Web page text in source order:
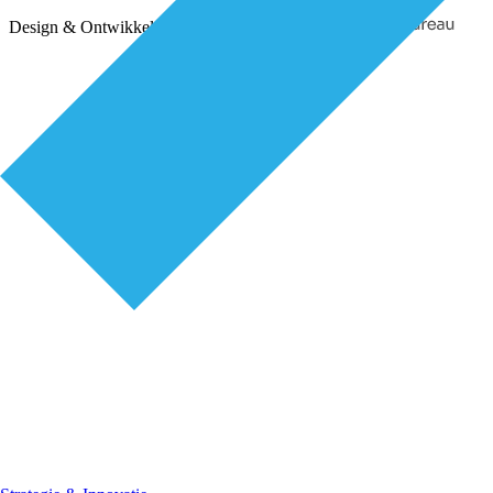
Design & Ontwikkeling door